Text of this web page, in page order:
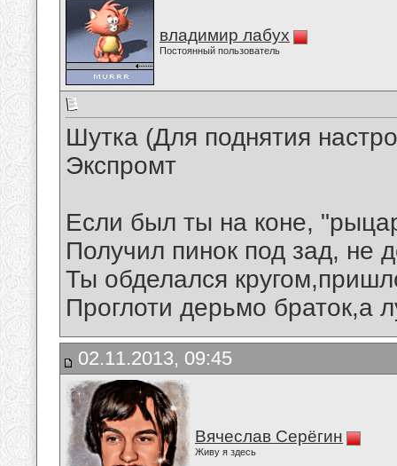
владимир лабух
Постоянный пользователь
Шутка (Для поднятия
Экспромт
Если был ты на коне,
Получил пинок под зад, не
Ты обделался
Проглоти дерьмо браток,а
02.11.2013, 09:45
Вячеслав Серёгин
Живу я здесь